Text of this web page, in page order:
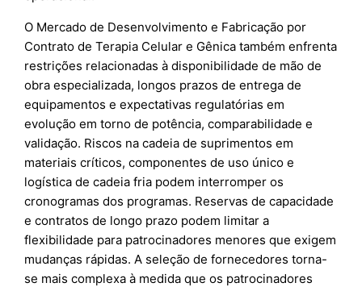
O Mercado de Desenvolvimento e Fabricação por
Contrato de Terapia Celular e Gênica também enfrenta
restrições relacionadas à disponibilidade de mão de
obra especializada, longos prazos de entrega de
equipamentos e expectativas regulatórias em
evolução em torno de potência, comparabilidade e
validação. Riscos na cadeia de suprimentos em
materiais críticos, componentes de uso único e
logística de cadeia fria podem interromper os
cronogramas dos programas. Reservas de capacidade
e contratos de longo prazo podem limitar a
flexibilidade para patrocinadores menores que exigem
mudanças rápidas. A seleção de fornecedores torna-
se mais complexa à medida que os patrocinadores